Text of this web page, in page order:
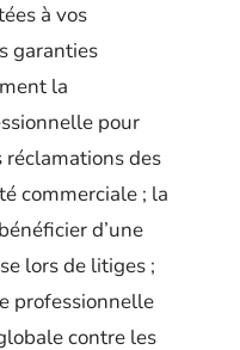
à vos
garanties
la
pour
des
commerciale ; la
d’une
lors de litiges ;
professionnelle
contre les